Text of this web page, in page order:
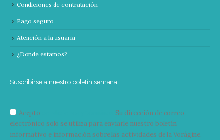
Condiciones de contratación
Pago seguro
Atención a la usuaria
¿Donde estamos?
Suscribirse a nuestro boletín semanal
Acepto
Su dirección de correo
electrónico solo se utiliza para enviarle nuestro boletín
informativo e información sobre las actividades de la Vorágine.